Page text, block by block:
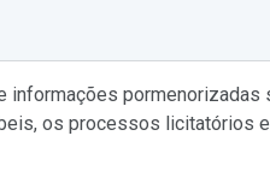
pormenorizadas
os processos licitatórios